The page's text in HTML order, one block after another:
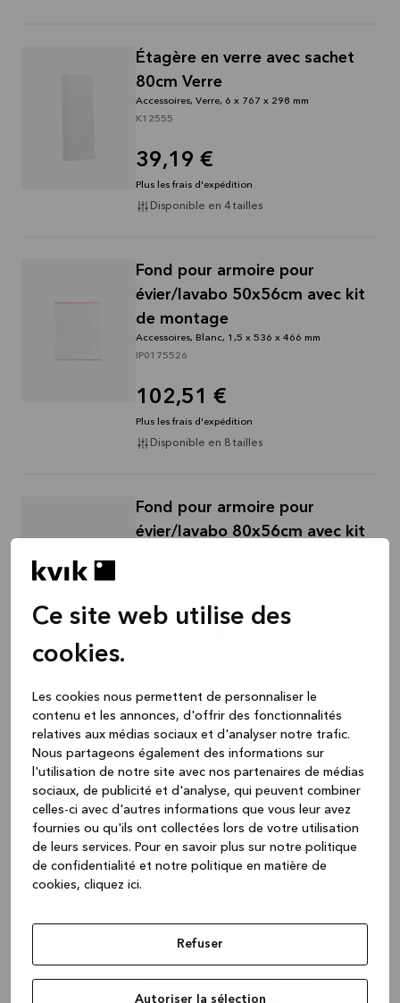
Ce site web utilise des
cookies.
Les cookies nous permettent de personnaliser le
contenu et les annonces, d'offrir des fonctionnalités
relatives aux médias sociaux et d'analyser notre trafic.
Nous partageons également des informations sur
l'utilisation de notre site avec nos partenaires de médias
sociaux, de publicité et d'analyse, qui peuvent combiner
celles-ci avec d'autres informations que vous leur avez
fournies ou qu'ils ont collectées lors de votre utilisation
de leurs services. Pour en savoir plus sur notre politique
de confidentialité et notre politique en matière de
cookies, cliquez ici.
Refuser
Autoriser la sélection
Étagère en verre avec sachet
80cm Verre
Accessoires, Verre, 6 x 767 x 298 mm
K12555
39,19 €
Plus les frais d'expédition
Disponible en 4 tailles
Fond pour armoire pour
évier/lavabo 50x56cm avec kit
de montage
Accessoires, Blanc, 1,5 x 536 x 466 mm
IP0175526
102,51 €
Plus les frais d'expédition
Disponible en 8 tailles
Fond pour armoire pour
évier/lavabo 80x56cm avec kit
Fond pour armoire pour
évier/lavabo 60x56cm avec kit
de montage
Accessoires, Blanc, 1,5 x 536 x 566 mm
IP0175626
104,68 €
Fond pour armoire pour